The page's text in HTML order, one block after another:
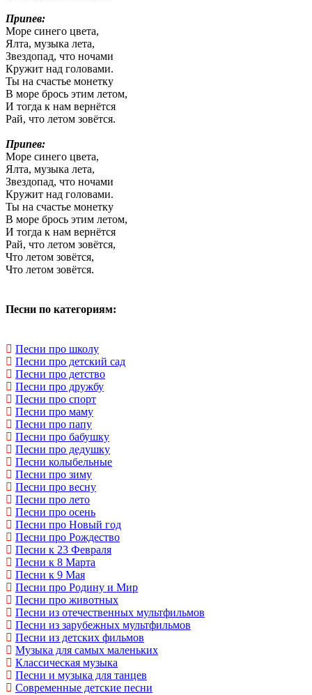
Припев:
Море синего цвета,
Ялта, музыка лета,
Звездопад, что ночами
Кружит над головами.
Ты на счастье монетку
В море брось этим летом,
И тогда к нам вернётся
Рай, что летом зовётся.
Припев:
Море синего цвета,
Ялта, музыка лета,
Звездопад, что ночами
Кружит над головами.
Ты на счастье монетку
В море брось этим летом,
И тогда к нам вернётся
Рай, что летом зовётся,
Что летом зовётся,
Что летом зовётся.
Песни по категориям:
Песни про школу
Песни про детский сад
Песни про детство
Песни про дружбу
Песни про спорт
Песни про маму
Песни про папу
Песни про бабушку
Песни про дедушку
Песни колыбельные
Песни про зиму
Песни про весну
Песни про лето
Песни про осень
Песни про Новый год
Песни про Рождество
Песни к 23 Февраля
Песни к 8 Марта
Песни к 9 Мая
Песни про Родину и Мир
Песни про животных
Песни из отечественных мультфильмов
Песни из зарубежных мультфильмов
Песни из детских фильмов
Музыка для самых маленьких
Классическая музыка
Песни и музыка для танцев
Современные детские песни